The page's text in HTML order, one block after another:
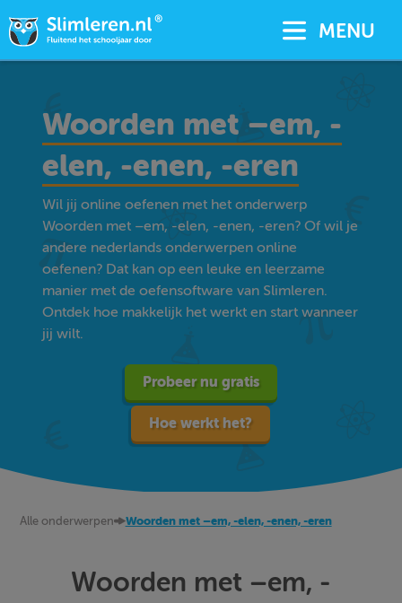
MENU
Woorden met –em, -
elen, -enen, -eren
Wil jij online oefenen met het onderwerp
Woorden met –em, -elen, -enen, -eren? Of wil je
andere nederlands onderwerpen online
oefenen? Dat kan op een leuke en leerzame
manier met de oefensoftware van Slimleren.
Ontdek hoe makkelijk het werkt en start wanneer
jij wilt.
Probeer nu gratis
Hoe werkt het?
Alle onderwerpen Woorden met –em, -elen, -enen, -eren
Woorden met –em, -